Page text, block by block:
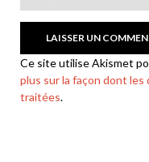
Ce site utilise Akismet
plus sur la façon dont
traitées.